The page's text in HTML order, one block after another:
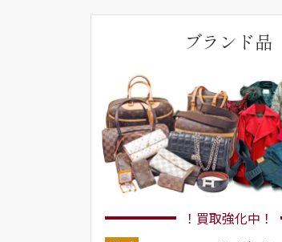
ブランド品
！買取強化中！